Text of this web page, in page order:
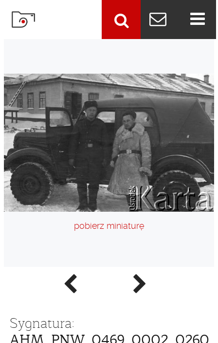
Poprzednie
zdjęcie
Następne
zdjęcie
pobierz miniaturę
Sygnatura: